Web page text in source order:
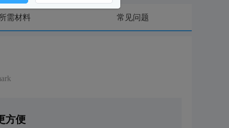
所需材料 常见问题
方便